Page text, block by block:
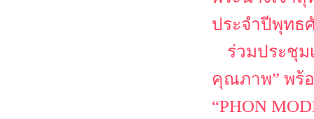
ประจำปีพุทธ
ร่วมประชุม
คุณภาพ” พร้
“PHON